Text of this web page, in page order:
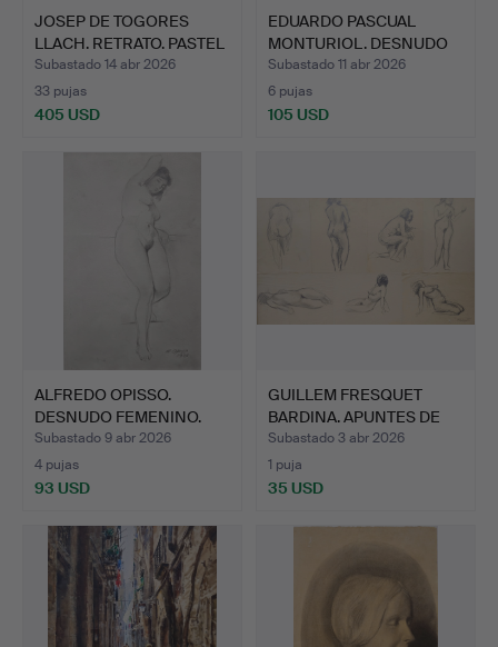
JOSEP DE TOGORES
LLACH. RETRATO. PASTEL
SO…
Subastado 14 abr 2026
33 pujas
405 USD
EDUARDO PASCUAL
MONTURIOL. DESNUDO
FEMENIN…
Subastado 11 abr 2026
6 pujas
105 USD
ALFREDO OPISSO.
DESNUDO FEMENINO.
LÁPIZ SO…
Subastado 9 abr 2026
4 pujas
93 USD
GUILLEM FRESQUET
BARDINA. APUNTES DE
ESTUD…
Subastado 3 abr 2026
1 puja
35 USD